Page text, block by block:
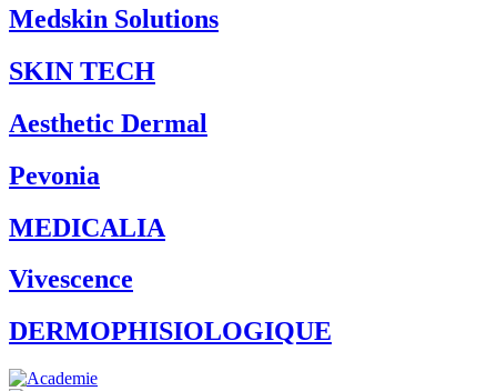
Medskin Solutions
SKIN TECH
Aesthetic Dermal
Pevonia
MEDICALIA
Vivescence
DERMOPHISIOLOGIQUE